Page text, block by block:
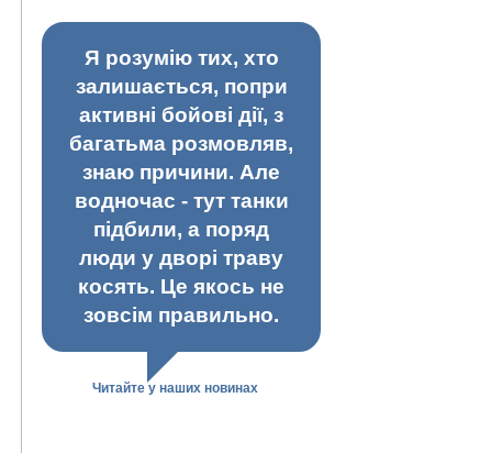
Я розумію тих, хто
залишається, попри
активні бойові дії, з
багатьма розмовляв,
знаю причини. Але
водночас - тут танки
підбили, а поряд
люди у дворі траву
косять. Це якось не
зовсім правильно.
Читайте у наших новинах